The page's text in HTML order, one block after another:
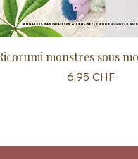
monstres sous
Prix
6.95 CHF